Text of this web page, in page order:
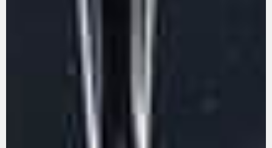
comme sur les motos de course. Le vilebrequin
changements de direction.